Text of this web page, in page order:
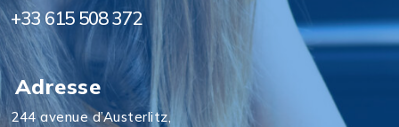
+33 615 508 372
Adresse
244 avenue d’Austerlitz,